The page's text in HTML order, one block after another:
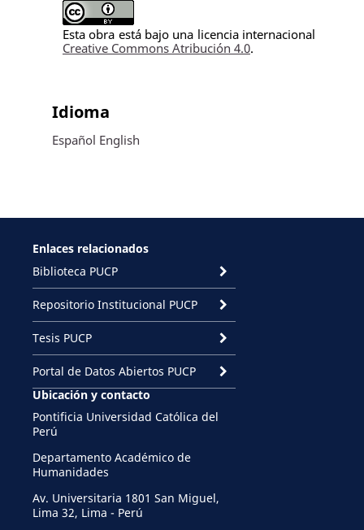
Esta obra está bajo una licencia internacional
Creative Commons Atribución 4.0.
Idioma
Español English
Enlaces relacionados
Biblioteca PUCP
Repositorio Institucional PUCP
Tesis PUCP
Portal de Datos Abiertos PUCP
Ubicación y contacto
Pontificia Universidad Católica del
Perú
Departamento Académico de
Humanidades
Av. Universitaria 1801 San Miguel,
Lima 32, Lima - Perú